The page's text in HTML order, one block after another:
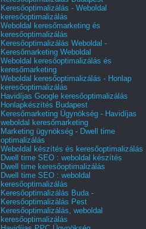
Keresőoptimalizálás - Weboldal
keresőoptimalizálás
Weboldal keresőmarketing és
keresőoptimalizálás
Keresőoptimalizálás Weboldal -
Keresőmarketing Weboldal
Weboldal keresőoptimalizálás és
keresőmarketing
Weboldal keresőoptimalizálás - Honlap
keresőoptimalizálás
Havidíjas Google keresőoptimalizálás
Honlapkészítés Budapest
Keresőmarketing Ügynökség - Havidíjas
weboldal keresőmarketing
Marketing ügynökség - Dwell time
optimalizálás
Weboldal készítés és keresőoptimalizálás
Dwell time SEO : weboldal készítés
Dwell time keresőoptimalizálás
Dwell time SEO : weboldal
keresőoptimalizálás
Keresőoptimalizálás Buda -
Keresőoptimalizálás Pest
Keresőoptimalizálás, weboldal
keresőoptimalizálás